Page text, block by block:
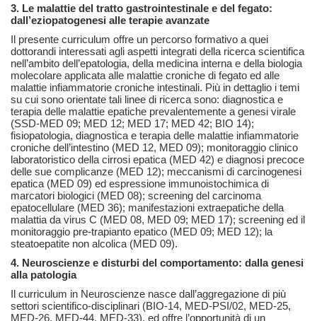
3. Le malattie del tratto gastrointestinale e del fegato:
dall’eziopatogenesi alle terapie avanzate
Il presente curriculum offre un percorso formativo a quei
dottorandi interessati agli aspetti integrati della ricerca scientifica
nell’ambito dell’epatologia, della medicina interna e della biologia
molecolare applicata alle malattie croniche di fegato ed alle
malattie infiammatorie croniche intestinali. Più in dettaglio i temi
su cui sono orientate tali linee di ricerca sono: diagnostica e
terapia delle malattie epatiche prevalentemente a genesi virale
(SSD-MED 09; MED 12; MED 17; MED 42; BIO 14);
fisiopatologia, diagnostica e terapia delle malattie infiammatorie
croniche dell’intestino (MED 12, MED 09); monitoraggio clinico
laboratoristico della cirrosi epatica (MED 42) e diagnosi precoce
delle sue complicanze (MED 12); meccanismi di carcinogenesi
epatica (MED 09) ed espressione immunoistochimica di
marcatori biologici (MED 08); screening del carcinoma
epatocellulare (MED 36); manifestazioni extraepatiche della
malattia da virus C (MED 08, MED 09; MED 17); screening ed il
monitoraggio pre-trapianto epatico (MED 09; MED 12); la
steatoepatite non alcolica (MED 09).
4. Neuroscienze e disturbi del comportamento: dalla genesi
alla patologia
Il curriculum in Neuroscienze nasce dall’aggregazione di più
settori scientifico-disciplinari (BIO-14, MED-PSI/02, MED-25,
MED-26, MED-44, MED-33), ed offre l’opportunità di un